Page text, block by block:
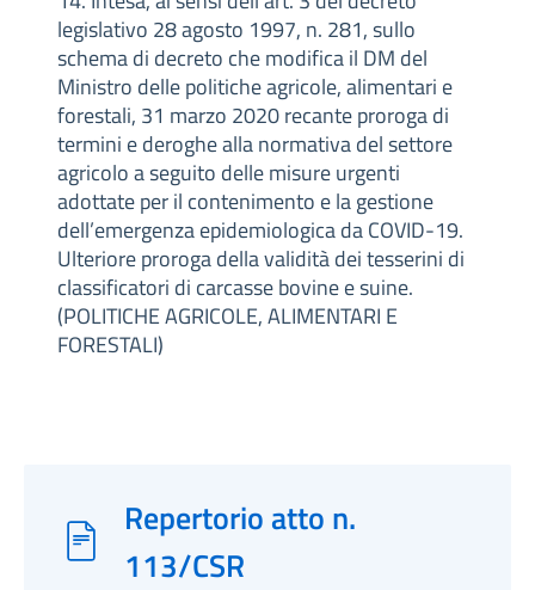
legislativo 28 agosto 1997, n. 281, sullo
schema di decreto che modifica il DM del
Ministro delle politiche agricole, alimentari e
forestali, 31 marzo 2020 recante proroga di
termini e deroghe alla normativa del settore
agricolo a seguito delle misure urgenti
adottate per il contenimento e la gestione
dell’emergenza epidemiologica da COVID-19.
Ulteriore proroga della validità dei tesserini di
classificatori di carcasse bovine e suine.
(POLITICHE AGRICOLE, ALIMENTARI E
FORESTALI)
Repertorio atto n.
113/CSR